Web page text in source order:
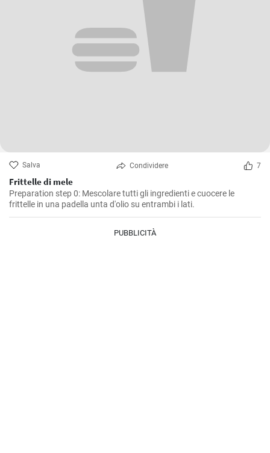
Salva Condividere 7
Frittelle di mele
Preparation step 0: Mescolare tutti gli ingredienti e cuocere le
frittelle in una padella unta d'olio su entrambi i lati.
PUBBLICITÀ